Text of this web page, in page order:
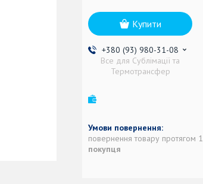
Купити
+380 (93) 980-31-08
Все для Сублімації та
Термотрансфер
повернення товару протягом
покупця